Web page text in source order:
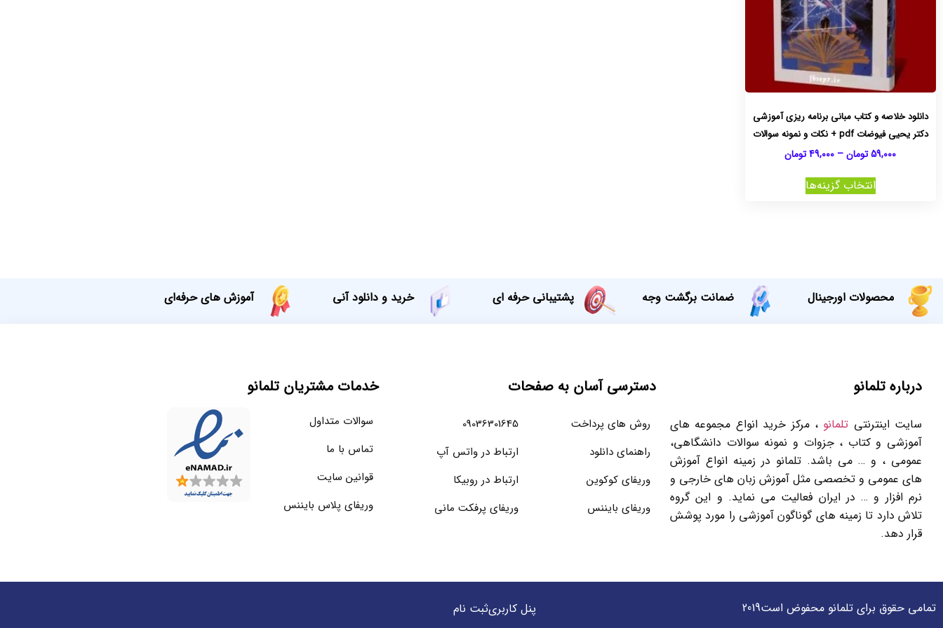
دانلود خلاصه و کتاب مبانی برنامه ریزی آموزشی
دکتر یحیی فیوضات pdf + نکات و نمونه سوالات
59,000تومان –
49,000تومان
انتخاب گزینه‌ها
محصولات اورجینال ضمانت برگشت وجه پشتیبانی حرفه ای خرید و دانلود آنی آموزش های حرفه‌ای
درباره تلمانو
سایت اینترنتی تلمانو ، مرکز خرید انواع مجموعه های
آموزشی و کتاب ، جزوات و نمونه سوالات دانشگاهی،
عمومی ، و … می باشد. تلمانو در زمینه انواع آموزش
های عمومی و تخصصی مثل آموزش زبان های خارجی و
نرم افزار و … در ایران فعالیت می نماید. و این گروه
تلاش دارد تا زمینه های گوناگون آموزشی را مورد پوشش
قرار دهد.
دسترسی آسان به صفحات
روش های پرداخت
راهنمای دانلود
وریفای کوکوین
وریفای بایننس
09036301645
ارتباط در واتس آپ
ارتباط در روبیکا
وریفای پرفکت مانی
خدمات مشتریان تلمانو
سوالات متداول
تماس با ما
قوانین سایت
وریفای پلاس بایننس
تمامی حقوق برای تلمانو محفوض است2019 پنل کاربریثبت نام